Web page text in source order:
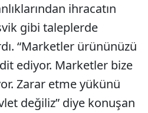
ihracatın
gibi taleplerde
“Marketler ürününüzü
ediyor. Marketler bize
Zarar etme yükünü
değiliz” diye konuşan